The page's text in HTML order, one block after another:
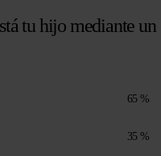
tu hijo mediante un
65 %
35 %